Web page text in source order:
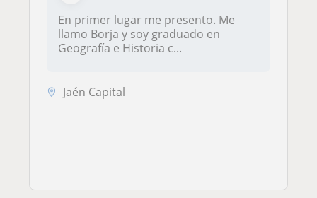
En primer lugar me presento. Me
llamo Borja y soy graduado en
Geografía e Historia c...
Jaén Capital